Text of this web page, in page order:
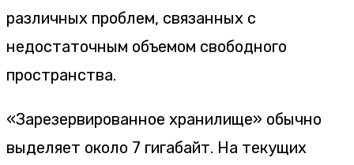
различных проблем, связанных с
недостаточным объемом свободного
пространства.
«Зарезервированное хранилище» обычно
выделяет около 7 гигабайт. На текущих